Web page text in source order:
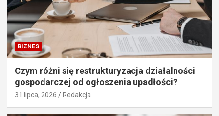
BIZNES
Czym różni się restrukturyzacja działalności
gospodarczej od ogłoszenia upadłości?
31 lipca, 2026 Redakcja